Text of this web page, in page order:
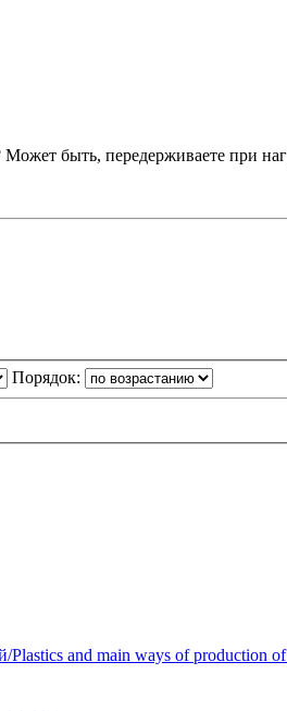
быть, передерживаете при
Порядок:
and main ways of production